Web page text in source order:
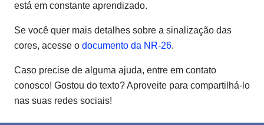
está em constante aprendizado.
Se você quer mais detalhes sobre a sinalização das
cores, acesse o documento da NR-26.
Caso precise de alguma ajuda, entre em contato
conosco! Gostou do texto? Aproveite para compartilhá-lo
nas suas redes sociais!